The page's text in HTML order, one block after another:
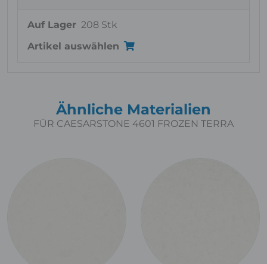
Auf Lager 208 Stk
Artikel auswählen
Ähnliche Materialien
FÜR CAESARSTONE 4601 FROZEN TERRA